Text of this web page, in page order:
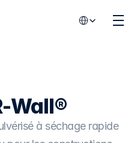
Wall®
à séchage rapide